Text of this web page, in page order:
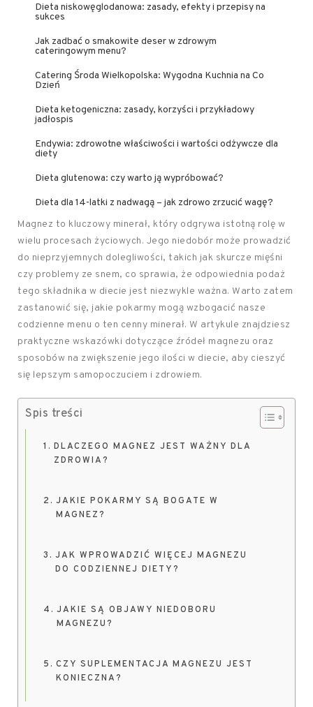
Dieta niskowęglodanowa: zasady, efekty i przepisy na
sukces
Jak zadbać o smakowite deser w zdrowym
cateringowym menu?
Catering Środa Wielkopolska: Wygodna Kuchnia na Co
Dzień
Dieta ketogeniczna: zasady, korzyści i przykładowy
jadłospis
Endywia: zdrowotne właściwości i wartości odżywcze dla
diety
Dieta glutenowa: czy warto ją wypróbować?
Dieta dla 14-latki z nadwagą – jak zdrowo zrzucić wagę?
Magnez to kluczowy minerał, który odgrywa istotną rolę w
wielu procesach życiowych. Jego niedobór może prowadzić
do nieprzyjemnych dolegliwości, takich jak skurcze mięśni
czy problemy ze snem, co sprawia, że odpowiednia podaż
tego składnika w diecie jest niezwykle ważna. Warto zatem
zastanowić się, jakie pokarmy mogą wzbogacić nasze
codzienne menu o ten cenny minerał. W artykule znajdziesz
praktyczne wskazówki dotyczące źródeł magnezu oraz
sposobów na zwiększenie jego ilości w diecie, aby cieszyć
się lepszym samopoczuciem i zdrowiem.
Spis treści
DLACZEGO MAGNEZ JEST WAŻNY DLA
ZDROWIA?
JAKIE POKARMY SĄ BOGATE W
MAGNEZ?
JAK WPROWADZIĆ WIĘCEJ MAGNEZU
DO CODZIENNEJ DIETY?
JAKIE SĄ OBJAWY NIEDOBORU
MAGNEZU?
CZY SUPLEMENTACJA MAGNEZU JEST
KONIECZNA?